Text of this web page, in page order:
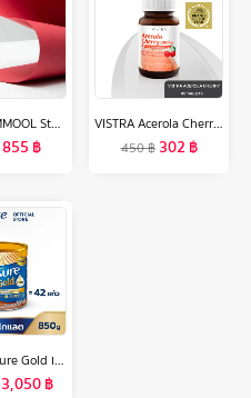
JUNGSAEMMOOL Style Up Lash Mascara 7g จองแซมมุล สไตล์ อัพ ลาช มาสคาร่า
855 ฿
VISTRA Acerola Cherry 1000 mg & Citrus Bioflavonoids Plus - วิสทร้า อะเซโรลาเชอรี่ 1000 มก. & ซิตรัส ไบโอฟลาโวนอยด์ พลัส ( 45 เม็ด )
450฿ 302฿
[ขายดี] Ensure Gold เอนชัวร์ โกลด์ รสช็อกโกแลต 850g 3 กระป๋อง Ensure Gold Chocolate 850g x3
3,050฿